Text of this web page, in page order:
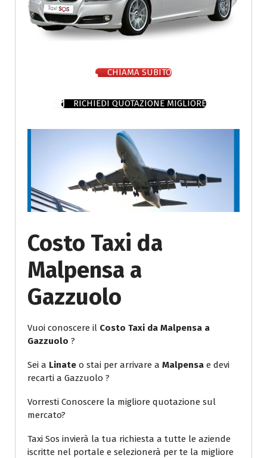
CHIAMA SUBITO
RICHIEDI QUOTAZIONE MIGLIORE
Costo Taxi da
Malpensa a
Gazzuolo
Vuoi conoscere il Costo Taxi da Malpensa a
Gazzuolo ?
Sei a Linate o stai per arrivare a Malpensa e devi
recarti a Gazzuolo ?
Vorresti Conoscere la migliore quotazione sul
mercato?
Taxi Sos invierà la tua richiesta a tutte le aziende
iscritte nel portale e selezionerà per te la migliore